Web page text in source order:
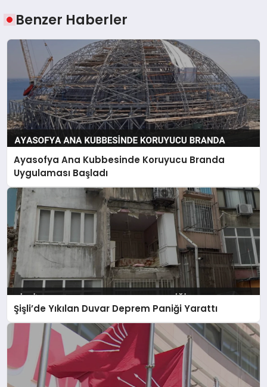
Benzer Haberler
Ayasofya Ana Kubbesinde Koruyucu Branda
Uygulaması Başladı
Şişli’de Yıkılan Duvar Deprem Paniği Yarattı